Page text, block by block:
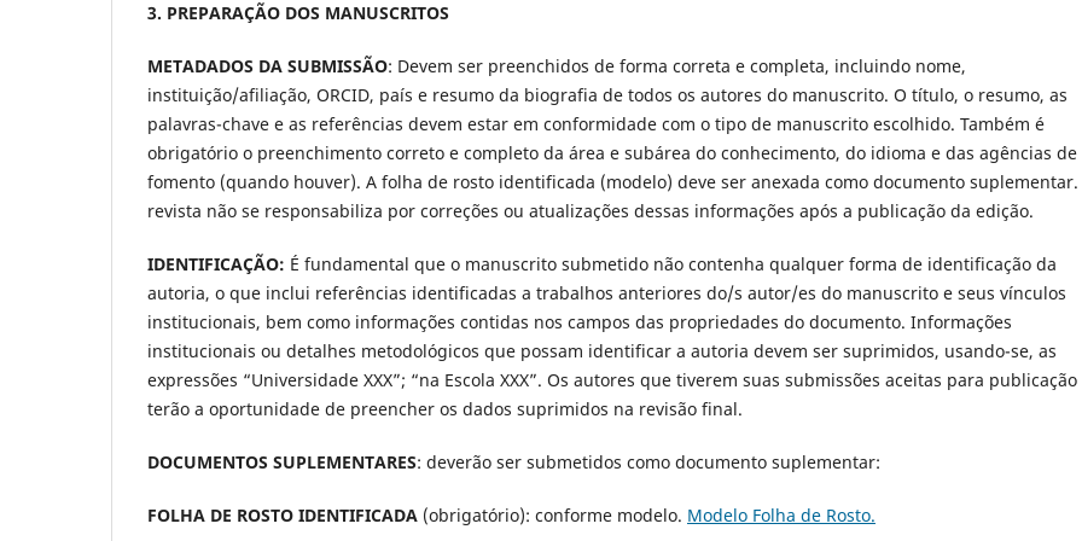
3. PREPARAÇÃO DOS MANUSCRITOS
METADADOS DA SUBMISSÃO: Devem ser preenchidos de forma correta e completa, incluindo nome,
instituição/afiliação, ORCID, país e resumo da biografia de todos os autores do manuscrito. O título, o resumo, as
palavras-chave e as referências devem estar em conformidade com o tipo de manuscrito escolhido. Também é
obrigatório o preenchimento correto e completo da área e subárea do conhecimento, do idioma e das agências de
fomento (quando houver). A folha de rosto identificada (modelo) deve ser anexada como documento suplementar.
revista não se responsabiliza por correções ou atualizações dessas informações após a publicação da edição.
IDENTIFICAÇÃO: É fundamental que o manuscrito submetido não contenha qualquer forma de identificação da
autoria, o que inclui referências identificadas a trabalhos anteriores do/s autor/es do manuscrito e seus vínculos
institucionais, bem como informações contidas nos campos das propriedades do documento. Informações
institucionais ou detalhes metodológicos que possam identificar a autoria devem ser suprimidos, usando-se, as
expressões “Universidade XXX”; “na Escola XXX”. Os autores que tiverem suas submissões aceitas para publicação
terão a oportunidade de preencher os dados suprimidos na revisão final.
DOCUMENTOS SUPLEMENTARES: deverão ser submetidos como documento suplementar:
FOLHA DE ROSTO IDENTIFICADA (obrigatório): conforme modelo. Modelo Folha de Rosto.